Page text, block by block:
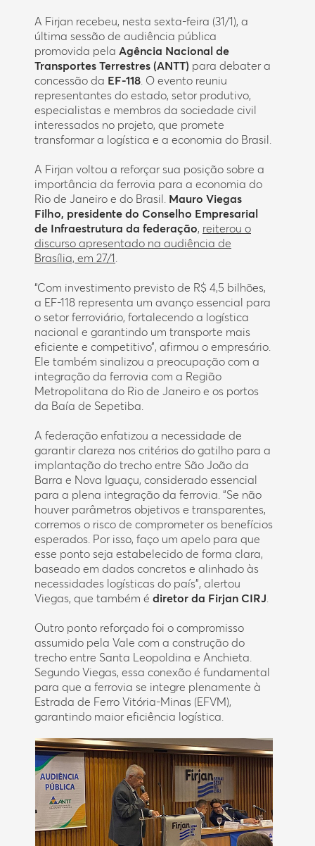
A Firjan recebeu, nesta sexta-feira (31/1), a
última sessão de audiência pública
promovida pela Agência Nacional de
Transportes Terrestres (ANTT) para debater a
concessão da EF-118 . O evento reuniu
representantes do estado, setor produtivo,
especialistas e membros da sociedade civil
interessados no projeto, que promete
transformar a logística e a economia do Brasil.
A Firjan voltou a reforçar sua posição sobre a
importância da ferrovia para a economia do
Rio de Janeiro e do Brasil. Mauro Viegas
Filho, presidente do Conselho Empresarial
de Infraestrutura da federação, reiterou o
discurso apresentado na audiência de
Brasília, em 27/1
“Com investimento previsto de R$ 4,5 bilhões,
a EF-118 representa um avanço essencial para
o setor ferroviário, fortalecendo a logística
nacional e garantindo um transporte mais
eficiente e competitivo”, afirmou o empresário.
Ele também sinalizou a preocupação com a
integração da ferrovia com a Região
Metropolitana do Rio de Janeiro e os portos
da Baía de Sepetiba.
A federação enfatizou a necessidade de
garantir clareza nos critérios do gatilho para a
implantação do trecho entre São João da
Barra e Nova Iguaçu, considerado essencial
para a plena integração da ferrovia. “Se não
houver parâmetros objetivos e transparentes,
corremos o risco de comprometer os benefícios
esperados. Por isso, faço um apelo para que
esse ponto seja estabelecido de forma clara,
baseado em dados concretos e alinhado às
necessidades logísticas do país”, alertou
Viegas, que também é diretor da Firjan CIRJ
Outro ponto reforçado foi o compromisso
assumido pela Vale com a construção do
trecho entre Santa Leopoldina e Anchieta.
Segundo Viegas, essa conexão é fundamental
para que a ferrovia se integre plenamente à
Estrada de Ferro Vitória-Minas (EFVM),
garantindo maior eficiência logística.